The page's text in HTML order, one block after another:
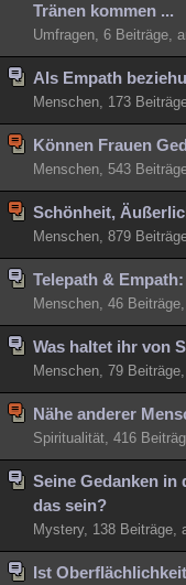
Tränen kommen ...
Umfragen, 6 Beiträge,
Als Empath
Menschen, 173
Können Frauen
Menschen, 543
Schönheit,
Menschen, 879
Telepath &
Menschen, 46
Was haltet ihr von
Menschen, 79
Nähe anderer
Spiritualität, 416
Seine Gedanken in
das sein?
Mystery, 138 Beiträge,
Ist